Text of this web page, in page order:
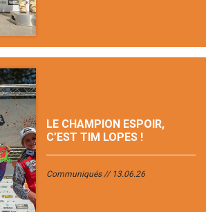
LE CHAMPION ESPOIR,
C’EST TIM LOPES !
Communiqués 13.06.26